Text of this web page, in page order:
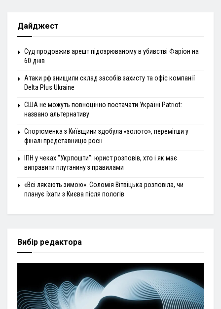
Дайджест
Суд продовжив арешт підозрюваному в убивстві Фаріон на
60 днів
Атаки рф знищили склад засобів захисту та офіс компанії
Delta Plus Ukraine
США не можуть повноцінно постачати Україні Patriot:
названо альтернативу
Спортсменка з Київщини здобула «золото», перемігши у
фіналі представницю росії
ІПН у чеках “Укрпошти”: юрист розповів, хто і як має
виправити плутанину з правилами
«Всі лякають зимою». Соломія Вітвіцька розповіла, чи
планує їхати з Києва після пологів
Вибір редактора